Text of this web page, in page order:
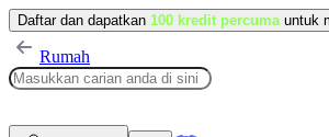
Daftar dan dapatkan 100 kredit percuma untuk
Rumah